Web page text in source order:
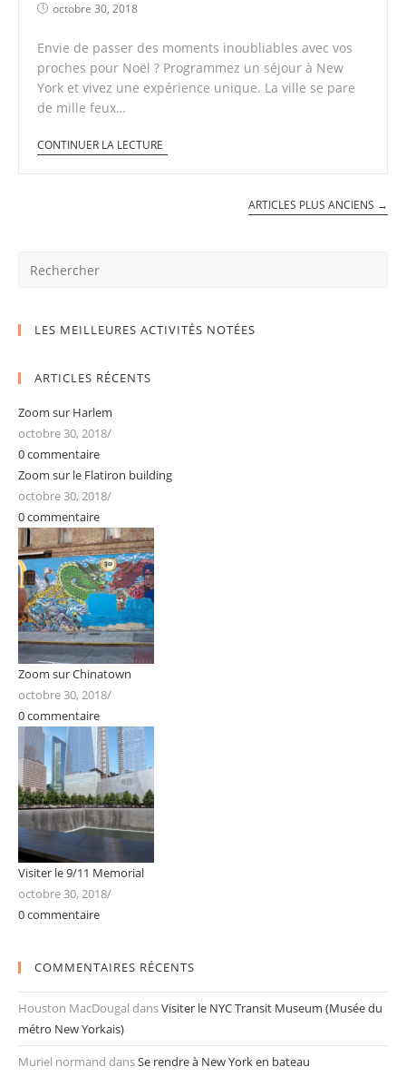
octobre 30, 2018
Envie de passer des moments inoubliables avec vos
proches pour Noël ? Programmez un séjour à New
York et vivez une expérience unique. La ville se pare
de mille feux…
CONTINUER LA LECTURE
ARTICLES PLUS ANCIENS →
LES MEILLEURES ACTIVITÉS NOTÉES
ARTICLES RÉCENTS
Zoom sur Harlem
octobre 30, 2018/
0 commentaire
Zoom sur le Flatiron building
octobre 30, 2018/
0 commentaire
Zoom sur Chinatown
octobre 30, 2018/
0 commentaire
Visiter le 9/11 Memorial
octobre 30, 2018/
0 commentaire
COMMENTAIRES RÉCENTS
Houston MacDougal dansVisiter le NYC Transit Museum (Musée du
métro New Yorkais)
Muriel normand dansSe rendre à New York en bateau